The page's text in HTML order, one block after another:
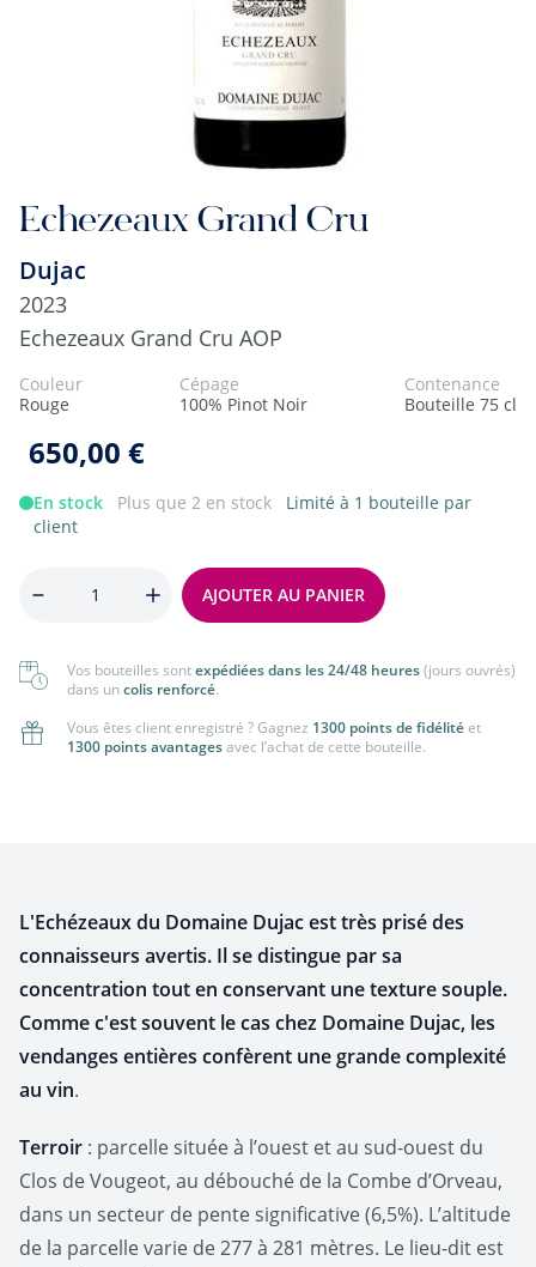
Echezeaux Grand Cru
Dujac
2023
Echezeaux Grand Cru AOP
Couleur
Rouge
Cépage
100% Pinot Noir
Contenance
Bouteille 75 cl
650,00 €
En stock Plus que 2 en stock
Limité à 1 bouteille par
client
AJOUTER AU PANIER
Vos bouteilles sontexpédiées dans les 24/48 heures(jours ouvrés)
dans uncolis renforcé.
Vous êtes client enregistré ? Gagnez 1300 points de fidélité et
1300 points avantagesavec l’achat de cette bouteille.
L'Echézeaux du Domaine Dujac est très prisé des
connaisseurs avertis. Il se distingue par sa
concentration tout en conservant une texture souple.
Comme c'est souvent le cas chez Domaine Dujac, les
vendanges entières confèrent une grande complexité
au vin.
Terroir : parcelle située à l’ouest et au sud-ouest du
Clos de Vougeot, au débouché de la Combe d’Orveau,
dans un secteur de pente significative (6,5%). L’altitude
de la parcelle varie de 277 à 281 mètres. Le lieu-dit est